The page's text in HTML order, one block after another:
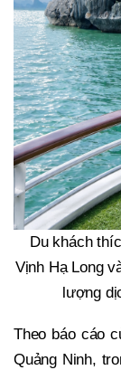
Du khách
Vịnh Hạ Long
lượng
Theo báo cáo
Quảng Ninh,